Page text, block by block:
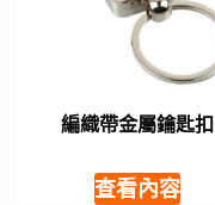
編織帶金屬鑰匙扣
查看內容